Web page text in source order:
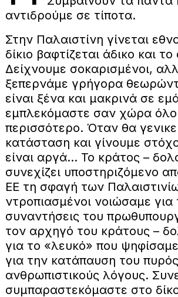
αντιδρούμε σε τίποτα.
Στην Παλαιστίνη γίνεται
δίκιο βαφτίζεται άδικο και
Δείχνουμε σοκαρισμένοι,
ξεπερνάμε γρήγορα
είναι ξένα και μακρινά σε
εμπλεκόμαστε σαν χώρα όλο
περισσότερο. Όταν θα
κατάσταση και γίνουμε
είναι αργά… Το κράτος –
συνεχίζει υποστηριζόμενο
ΕΕ τη σφαγή των
ντροπιασμένοι νοιώσαμε για
συναντήσεις του
τον αρχηγό του κράτους –
για το «λευκό» που
για την κατάπαυση του
ανθρωπιστικούς λόγους.
συμπαραστεκόμαστε στο